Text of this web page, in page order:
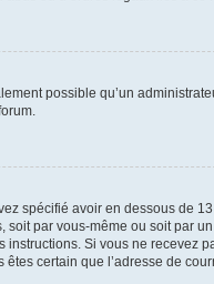
possible qu’un
spécifié avoir en dessous de 13
par vous-même ou soit par
Si vous ne recevez
certain que l’adresse de